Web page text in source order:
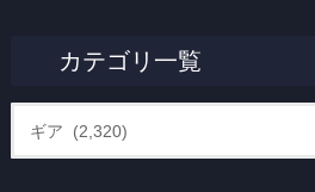
カテゴリ一覧